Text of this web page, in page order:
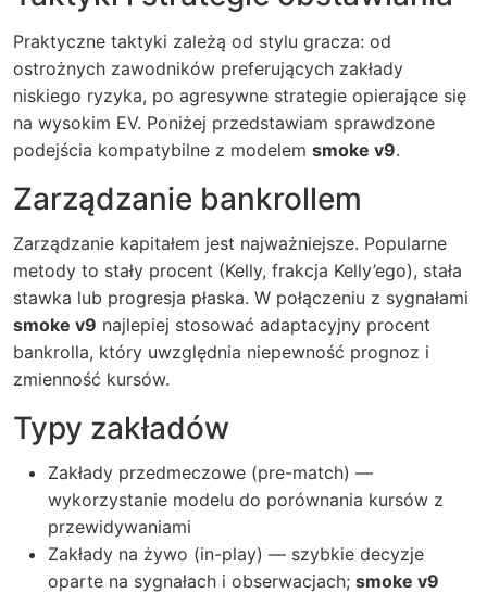
Praktyczne taktyki zależą od stylu gracza: od
ostrożnych zawodników preferujących zakłady
niskiego ryzyka, po agresywne strategie opierające się
na wysokim EV. Poniżej przedstawiam sprawdzone
podejścia kompatybilne z modelem smoke v9.
Zarządzanie bankrollem
Zarządzanie kapitałem jest najważniejsze. Popularne
metody to stały procent (Kelly, frakcja Kelly’ego), stała
stawka lub progresja płaska. W połączeniu z sygnałami
smoke v9 najlepiej stosować adaptacyjny procent
bankrolla, który uwzględnia niepewność prognoz i
zmienność kursów.
Typy zakładów
Zakłady przedmeczowe (pre-match) —
wykorzystanie modelu do porównania kursów z
przewidywaniami
Zakłady na żywo (in-play) — szybkie decyzje
oparte na sygnałach i obserwacjach; smoke v9